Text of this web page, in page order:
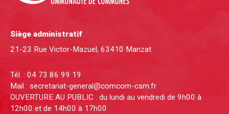
Siège administratif
21-23 Rue Victor-Mazuel, 63410 Manzat
Tél. : 04 73 86 99 19
Mail : secretariat-general@comcom-csm.fr
OUVERTURE AU PUBLIC : du lundi au vendredi de 9h00 à
12h00 et de 14h00 à 17h00